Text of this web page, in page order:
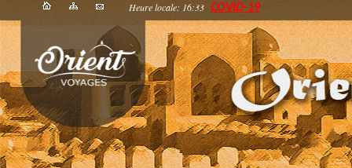
Heure locale: 16:33 COVID-19